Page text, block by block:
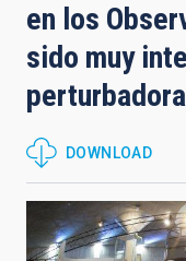
en los
sido muy
DOWNLOAD